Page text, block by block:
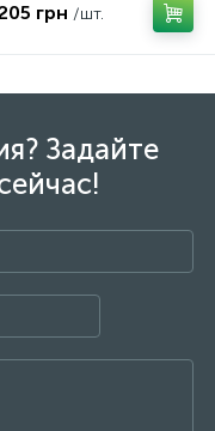
грн /шт.
Задайте